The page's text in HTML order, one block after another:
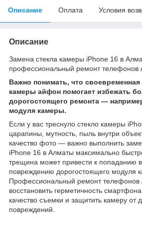
Описание Оплата Условия
Описание
Замена стекла камеры iPhone 16 в
профессиональный ремонт телефонов
Важно понимать, что своевременная
камеры айфон помогает избежать
дорогостоящего ремонта —
модуля камеры.
Если у вас треснуло стекло камеры
царапины, мутность, пыль внутри
качество фото — важно выполнить
iPhone 16 в Алматы максимально
трещина может привести к попаданию
повреждению дорогостоящего модуля
Профессиональный ремонт телефонов
восстановить герметичность
качество съемки и защитить камеру от
повреждений.